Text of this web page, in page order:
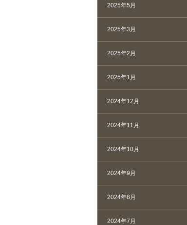
2025年5月
2025年3月
2025年2月
2025年1月
2024年12月
2024年11月
2024年10月
2024年9月
2024年8月
2024年7月